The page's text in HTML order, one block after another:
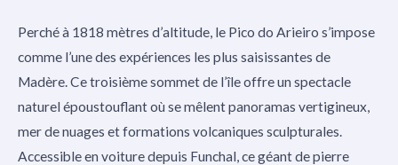
Perché à 1818 mètres d’altitude, le Pico do Arieiro s’impose
comme l’une des expériences les plus saisissantes de
Madère. Ce troisième sommet de l’île offre un spectacle
naturel époustouflant où se mêlent panoramas vertigineux,
mer de nuages et formations volcaniques sculpturales.
Accessible en voiture depuis Funchal, ce géant de pierre